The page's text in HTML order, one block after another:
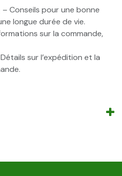
– Conseils pour une bonne
longue durée de vie.
sur la commande,
sur l’expédition et la